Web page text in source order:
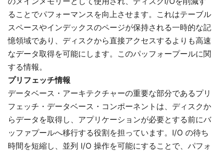
ることでパフォーマンスを向上させます。これはテーブル
スペースやインデックスのページが保持される一時的な記
憶領域であり、ディスクから直接アクセスするよりも高速
なデータ取得を可能にします。このパッフォープールに関
する情報。
プリフェッチ情報
データベース・アーキテクチャーの重要な部分であるプリ
フェッチ・データベース・コンポーネントは、ディスクか
らデータを取得し、アプリケーションが必要とする前にバ
ッファプールへ移行する役割を担っています。I/O の待ち
時間を短縮し、並列 I/O 操作を可能にすることで、パフォ